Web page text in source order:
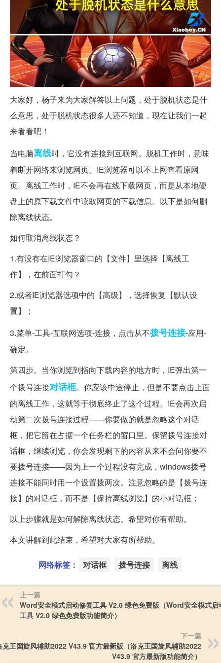
大家好，杨子来为大家解答以上问题，处于脱机状态是什
么意思，处于脱机状态很多人还不知道，现在让我们一起
来看看吧！
当电脑离线时，它没有连接到互联网。脱机工作时，意味
着断开网络来浏览网页。IE浏览器可以不上网查看原网
页。离线工作时，IE不会再在线下载网页，而是从本地硬
盘上的原下载文件中读取网页的下载信息。以下是如何删
除离线状态。
如何取消离线状态？
1.有没有在IE浏览器窗口的【文件】里选择【离线工
作】，在前面打勾？
2.或者IE浏览器选项中的【高级】，选择恢复【默认设
置】；
3.菜单-工具-互联网选项-连接，点击从不拨号连接-应用-
确定。
第四步。当你浏览到指向下载内容的地方时，IE弹出第一
个拨号连接对话框。你应该中途停止，但是不要点击上面
的离线工作，这就等于彻底终止了这个过程。IE会再次启
动第二次拨号连接过程——你要做的就是忽略这个对话
框，把它留在占据一个任务栏的窗口里。保留拨号连接对
话框，继续浏览，你会发现剩下的内容从来不会问你要不
要拨号连接——因为上一个过程没有完成，windows拨号
连接不能同时用一个设置拨两次。注意忽略的是【拨号连
接】的对话框，而不是【保持离线浏览】的小对话框；
以上步骤就是如何解除离线状态。希望对你有帮助。
本文讲解到此结束，希望对大家有所帮助。
网络标签： 对话框 拨号连接 离线
上一篇
Word安全模式启动修复工具 V2.0 绿色免费版（Word安全模式启
工具 V2.0 绿色免费版功能简介）
下一篇
克王国旋风辅助2022 V43.9 官方最新版（洛克王国旋风辅助2022
V43.9 官方最新版功能简介）